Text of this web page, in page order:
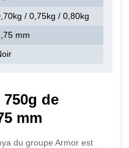
/ 0,75kg / 0,80kg
mm
de
mm
du groupe Armor est